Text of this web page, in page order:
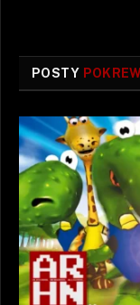
POSTY